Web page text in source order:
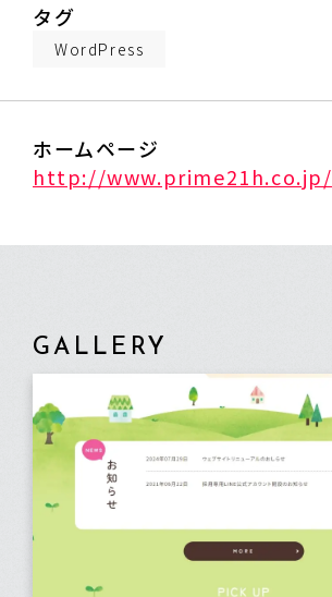
タグ
WordPress
ホームページ
http://www.prime21h.co.jp/
GALLERY